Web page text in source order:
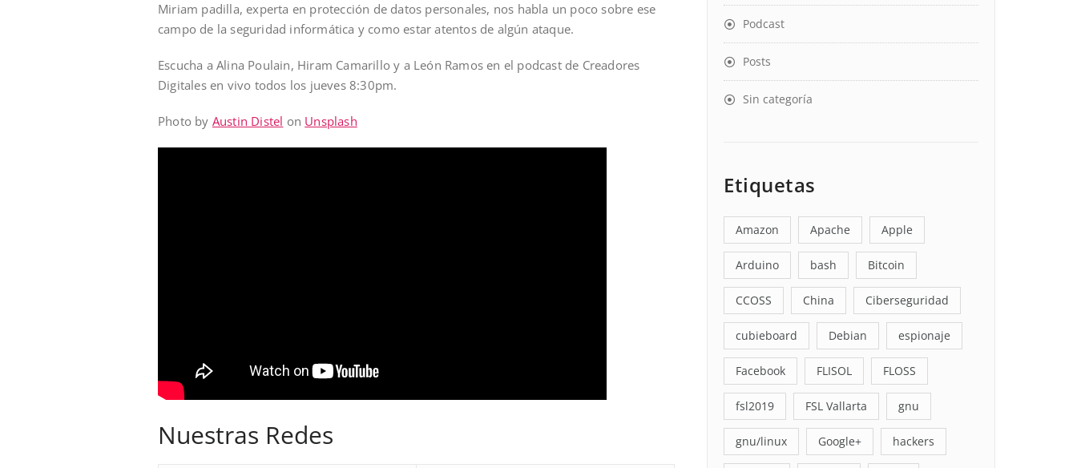
Miriam padilla, experta en protección de datos personales, nos habla un poco sobre ese
campo de la seguridad informática y como estar atentos de algún ataque.
Escucha a Alina Poulain, Hiram Camarillo y a León Ramos en el podcast de Creadores
Digitales en vivo todos los jueves 8:30pm.
Photo by Austin Distel on Unsplash
Nuestras Redes
Podcast
Posts
Sin categoría
Etiquetas
Amazon Apache Apple
Arduino bash Bitcoin
CCOSS China Ciberseguridad
cubieboard Debian espionaje
Facebook FLISOL FLOSS
fsl2019 FSL Vallarta gnu
gnu/linux Google+ hackers